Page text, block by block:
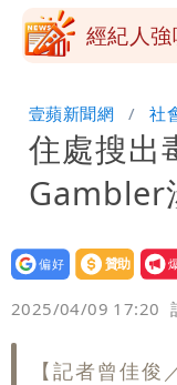
家！縣
經紀人
次看
慈濟遭
錯有那
颱風相
雨這時
五月天冠
像」 憤
最新風雨
標準
以色列
壹蘋新聞網 社
住處搜出
設為
贊助
我
爆
2025/04/09 17:20
【記者曾佳